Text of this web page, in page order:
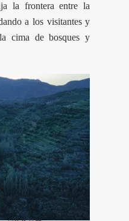
la frontera entre la
a los visitantes y
cima de bosques y